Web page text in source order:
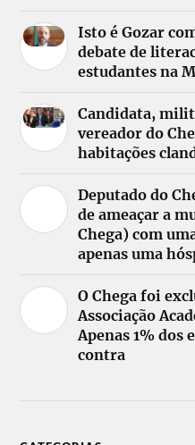
Isto é Gozar
debate de
estudantes na
Candidata,
vereador do
habitações
Deputado do
de ameaçar a
Chega) com
apenas uma
O Chega foi
Associação
Apenas 1% dos
contra